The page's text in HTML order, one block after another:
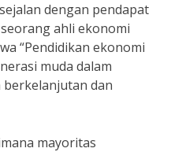
dengan pendapat
seorang ahli ekonomi
“Pendidikan ekonomi
muda dalam
berkelanjutan dan
mayoritas